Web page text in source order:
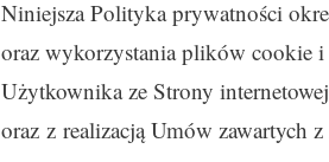
Niniejsza Polityka prywatności
oraz wykorzystania plików cookie
Użytkownika ze Strony
oraz z realizacją Umów zawartych